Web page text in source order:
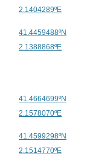
2.1404289ºE
41.4459488ºN
2.1388868ºE
41.4664699ºN
2.1578070ºE
41.4599298ºN
2.1514770ºE